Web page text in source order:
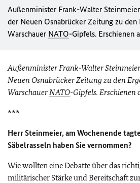
Außenminister Frank-Walter
der Neuen Osnabrücker Zeitung zu den
Warschauer NATO-Gipfels. Erschienen
Außenminister Frank-Walter
Neuen Osnabrücker Zeitung zu den
WarschauerNATO-Gipfels. Erschienen
***
Herr Steinmeier, am Wochenende
Säbelrasseln haben Sie vernommen?
Wie wollten eine Debatte über das
militärischer Stärke und Bereitschaft